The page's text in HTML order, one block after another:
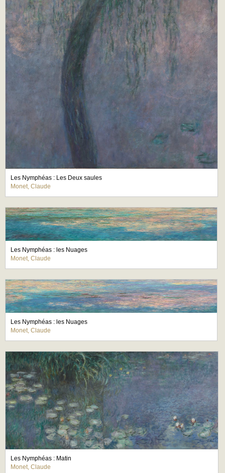
Les Nymphéas : Les Deux saules
Monet, Claude
Les Nymphéas : les Nuages
Monet, Claude
Les Nymphéas : les Nuages
Monet, Claude
Les Nymphéas : Matin
Monet, Claude